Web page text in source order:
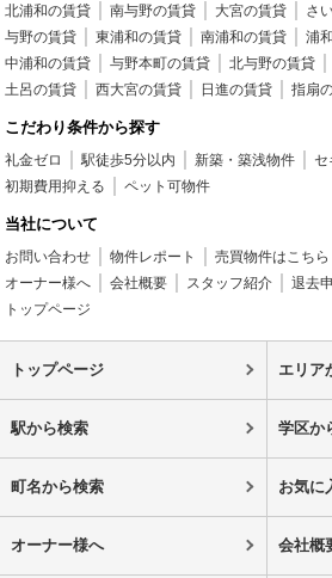
北浦和の賃貸 南与野の賃貸 大宮の賃貸
さ
与野の賃貸
東浦和の賃貸 南浦和の賃貸 浦
中浦和の賃貸
与野本町の賃貸 北与野の賃貸
土呂の賃貸
西大宮の賃貸 日進の賃貸 指扇
こだわり条件から探す
礼金ゼロ 駅徒歩5分以内 新築・築浅物件
セ
初期費用抑える
ペット可物件
当社について
お問い合わせ 物件レポート 売買物件はこちら
オーナー様へ
会社概要 スタッフ紹介
退去
トップページ
トップページ エリア
駅から検索 学区か
町名から検索 お気に
オーナー様へ 会社概